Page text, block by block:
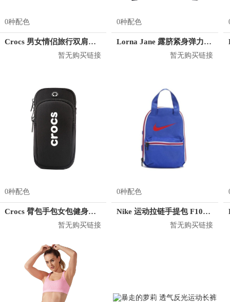
0种配色
Crocs 男女情侣旅行双肩背包 CB04A164073
暂无购买链接
0种配色
Lorna Jane 露脐紧身弹力长袖T恤 032028
暂无购买链接
0种配色
Crocs 臂包手包女包健身包小包 CE31K181009
暂无购买链接
0种配色
Nike 运动拉链手提包 F1086R
暂无购买链接